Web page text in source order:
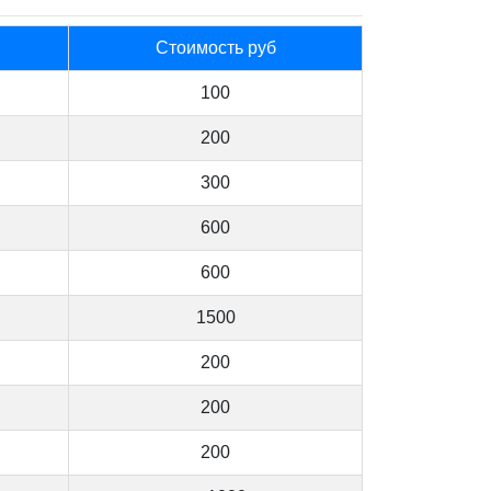
Стоимость руб
100
200
300
600
600
1500
200
200
200